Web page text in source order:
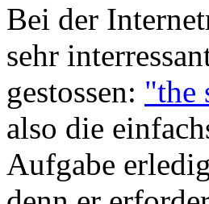
Bei der
sehr
gestossen: "the
also die
Aufgabe